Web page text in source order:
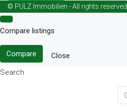
© PULZ Immobilien - All rights reserved
Compare listings
Compare
Close
Search